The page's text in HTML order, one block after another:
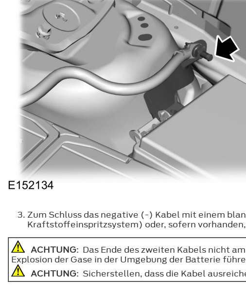
Zum Schluss das negative (-) Kabel mit einem
Kraftstoffeinspritzsystem) oder, sofern
ACHTUNG: Das Ende des zweiten Kabels nicht
Explosion der Gase in der Umgebung der Batterie
ACHTUNG: Sicherstellen, dass die Kabel